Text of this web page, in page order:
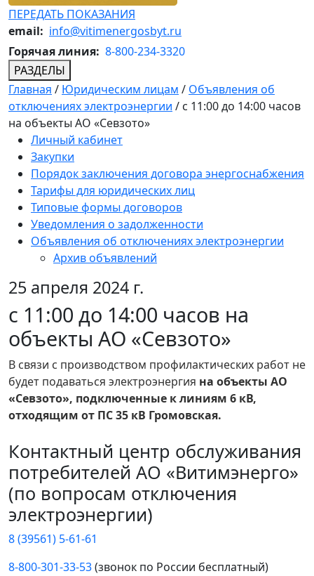
ПЕРЕДАТЬ ПОКАЗАНИЯ
email: info@vitimenergosbyt.ru
Горячая линия: 8-800-234-3320
РАЗДЕЛЫ
Главная / Юридическим лицам / Объявления об
отключениях электроэнергии / с 11:00 до 14:00 часов
на объекты АО «Севзото»
Личный кабинет
Закупки
Порядок заключения договора энергоснабжения
Тарифы для юридических лиц
Типовые формы договоров
Уведомления о задолженности
Объявления об отключениях электроэнергии
Архив объявлений
25 апреля 2024 г.
с 11:00 до 14:00 часов на
объекты АО «Севзото»
В связи с производством профилактических работ не
будет подаваться электроэнергия на объекты АО
«Севзото», подключенные к линиям 6 кВ,
отходящим от ПС 35 кВ Громовская.
Контактный центр обслуживания
потребителей АО «Витимэнерго»
(по вопросам отключения
электроэнергии)
8 (39561) 5-61-61
8-800-301-33-53(звонок по России бесплатный)